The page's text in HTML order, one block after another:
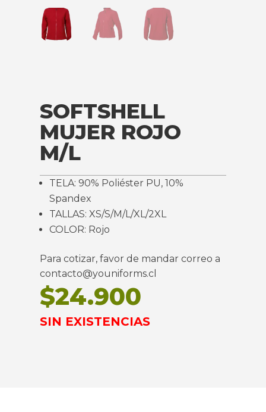
SOFTSHELL
MUJER ROJO
M/L
TELA: 90% Poliéster PU, 10%
Spandex
TALLAS: XS/S/M/L/XL/2XL
COLOR: Rojo
Para cotizar, favor de mandar correo a
contacto@youniforms.cl
$24.900
SIN EXISTENCIAS